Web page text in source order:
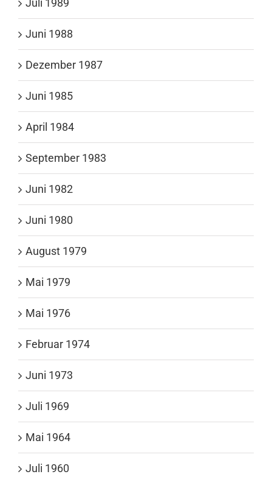
Juli 1989
Juni 1988
Dezember 1987
Juni 1985
April 1984
September 1983
Juni 1982
Juni 1980
August 1979
Mai 1979
Mai 1976
Februar 1974
Juni 1973
Juli 1969
Mai 1964
Juli 1960